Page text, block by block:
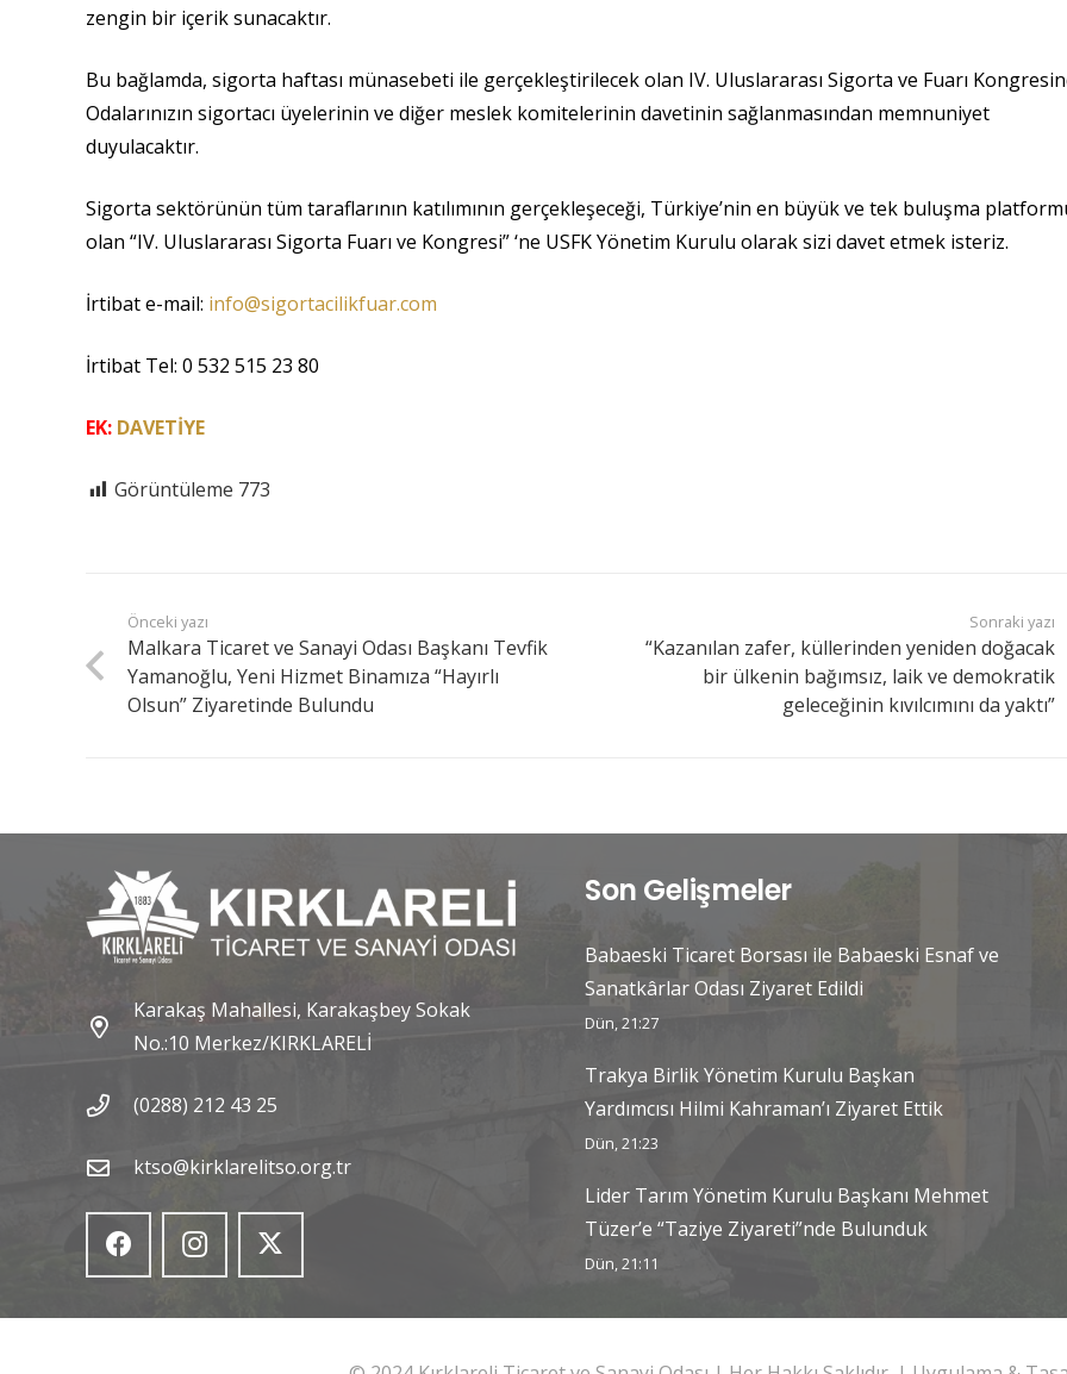
zengin bir içerik sunacaktır.
Bu bağlamda, sigorta haftası münasebeti ile gerçekleştirilecek olan IV. Uluslararası Sigorta ve Fuarı
Odalarınızın sigortacı üyelerinin ve diğer meslek komitelerinin davetinin sağlanmasından memnuniyet
duyulacaktır.
Sigorta sektörünün tüm taraflarının katılımının gerçekleşeceği, Türkiye’nin en büyük ve tek buluşma
olan “IV. Uluslararası Sigorta Fuarı ve Kongresi” ‘ne USFK Yönetim Kurulu olarak sizi davet etmek isteriz.
İrtibat e-mail: info@sigortacilikfuar.com
İrtibat Tel: 0 532 515 23 80
EK: DAVETİYE
Görüntüleme 773
Önceki yazı
Malkara Ticaret ve Sanayi Odası Başkanı Tevfik
Yamanoğlu, Yeni Hizmet Binamıza “Hayırlı
Olsun” Ziyaretinde Bulundu
Sonraki yazı
“Kazanılan zafer, küllerinden yeniden doğacak
bir ülkenin bağımsız, laik ve demokratik
geleceğinin kıvılcımını da yaktı”
Karakaş Mahallesi, Karakaşbey Sokak
No.:10 Merkez/KIRKLARELİ
(0288) 212 43 25
ktso@kirklarelitso.org.tr
Son Gelişmeler
Babaeski Ticaret Borsası ile Babaeski Esnaf ve
Sanatkârlar Odası Ziyaret Edildi
Dün, 21:27
Trakya Birlik Yönetim Kurulu Başkan
Yardımcısı Hilmi Kahraman’ı Ziyaret Ettik
Dün, 21:23
Lider Tarım Yönetim Kurulu Başkanı Mehmet
Tüzer’e “Taziye Ziyareti”nde Bulunduk
Dün, 21:11